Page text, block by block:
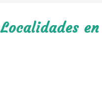
Localidades